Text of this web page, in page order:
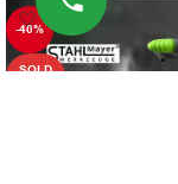
-40%
SOLD